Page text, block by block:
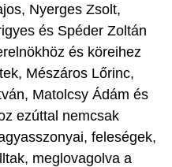
Nyerges Zsolt,
és Spéder Zoltán
és köreihez
Mészáros Lőrinc,
Matolcsy Ádám és
ezúttal nemcsak
feleségek,
meglovagolva a